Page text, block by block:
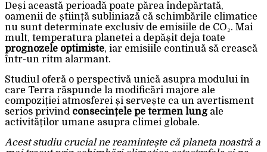
Deși această perioadă poate părea îndepărtată,
oamenii de știință subliniază că schimbările climatice
nu sunt determinate exclusiv de emisiile de CO₂. Mai
mult, temperatura planetei a depășit deja toate
prognozele optimiste, iar emisiile continuă să crească
într-un ritm alarmant.
Studiul oferă o perspectivă unică asupra modului în
care Terra răspunde la modificări majore ale
compoziției atmosferei și servește ca un avertisment
serios privind consecințele pe termen lungale
activităților umane asupra climei globale.
Acest studiu crucial ne reamintește că planeta noastră a